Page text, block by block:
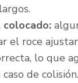
colocado:
el roce
lo que
de colisión.